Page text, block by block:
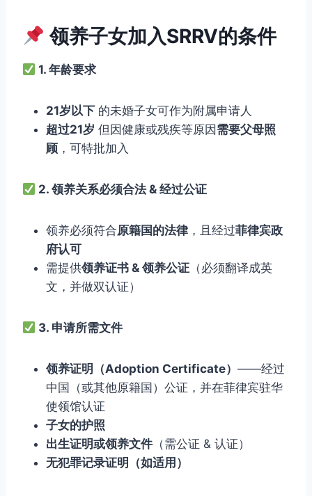
领养子女加入SRRV的条件
1. 年龄要求
21岁以下 的未婚子女可作为附属申请人
超过21岁 但因健康或残疾等原因 需要父母照
顾 ，可特批加入
2. 领养关系必须合法 & 经过公证
领养必须符合原籍国的法律 ，且经过菲律宾政
府认可
需提供领养证书 & 领养公证 （必须翻译成英
文，并做双认证）
3. 申请所需文件
领养证明（Adoption Certificate） ——经过
中国（或其他原籍国）公证，并在菲律宾驻华
使领馆认证
子女的护照
出生证明或领养文件 （需公证 & 认证）
无犯罪记录证明（如适用）